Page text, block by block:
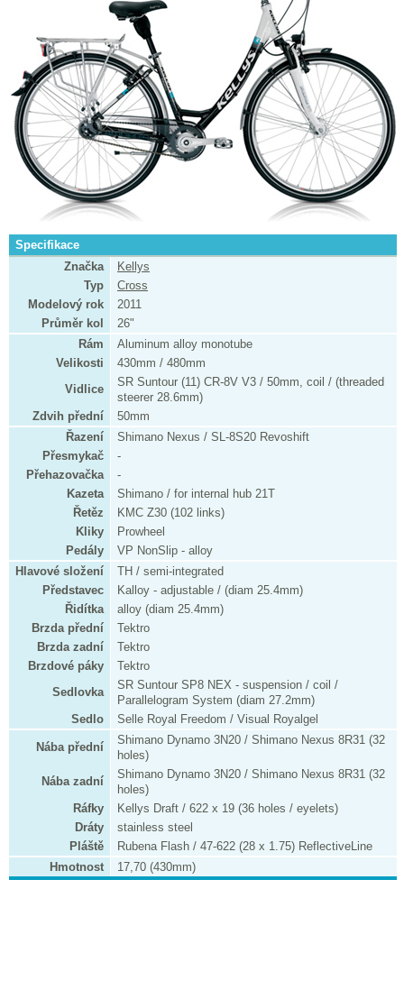
Specifikace
Značka
Kellys
Typ
Cross
Modelový rok
2011
Průměr kol
26"
Rám
Aluminum alloy monotube
Velikosti
430mm / 480mm
Vidlice
SR Suntour (11) CR-8V V3 / 50mm, coil / (threaded
steerer 28.6mm)
Zdvih přední
50mm
Řazení
Shimano Nexus / SL-8S20 Revoshift
Přesmykač
-
Přehazovačka
-
Kazeta
Shimano / for internal hub 21T
Řetěz
KMC Z30 (102 links)
Kliky
Prowheel
Pedály
VP NonSlip - alloy
Hlavové složení
TH / semi-integrated
Představec
Kalloy - adjustable / (diam 25.4mm)
Řidítka
alloy (diam 25.4mm)
Brzda přední
Tektro
Brzda zadní
Tektro
Brzdové páky
Tektro
Sedlovka
SR Suntour SP8 NEX - suspension / coil /
Parallelogram System (diam 27.2mm)
Sedlo
Selle Royal Freedom / Visual Royalgel
Nába přední
Shimano Dynamo 3N20 / Shimano Nexus 8R31 (32
holes)
Nába zadní
Shimano Dynamo 3N20 / Shimano Nexus 8R31 (32
holes)
Ráfky
Kellys Draft / 622 x 19 (36 holes / eyelets)
Dráty
stainless steel
Pláště
Rubena Flash / 47-622 (28 x 1.75) ReflectiveLine
Hmotnost
17,70 (430mm)